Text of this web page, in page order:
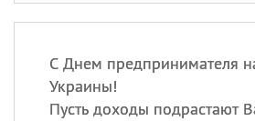
С Днем предпринимателя
Украины!
Пусть доходы подрастают